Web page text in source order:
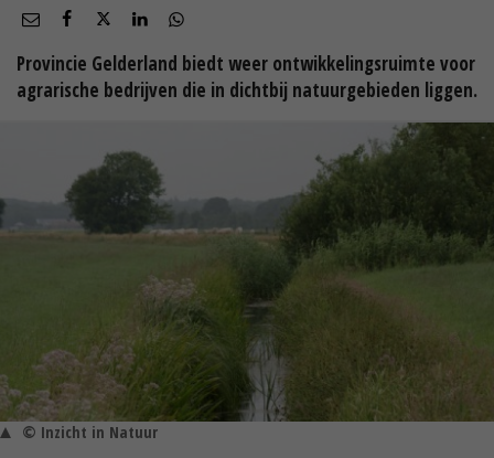
Provincie Gelderland biedt weer ontwikkelingsruimte voor
agrarische bedrijven die in dichtbij natuurgebieden liggen.
© Inzicht in Natuur